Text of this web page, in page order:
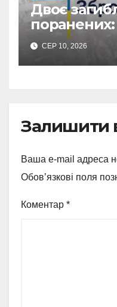
Двоє
поранених:
Сумщини
наслідки
ворожих
СЕР 10, 2026
Залишити
Ваша e-mail адреса
Обов’язкові поля
Коментар *